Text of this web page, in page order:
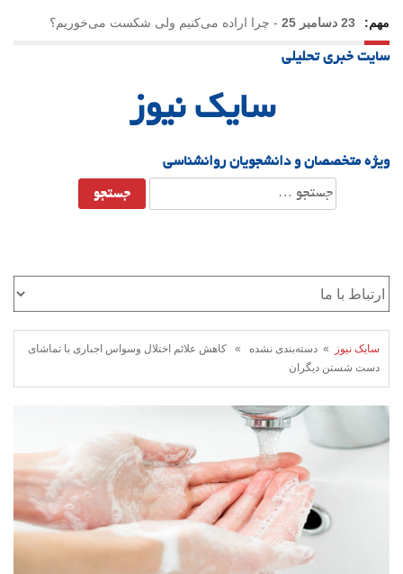
مهم: 23 دسامبر 25 - چرا اراده می‌کنیم ولی شکست می‌خوریم؟
21 دسامبر 25
سایت خبری تحلیلی
سایک نیوز
ویژه متخصصان و دانشجویان روانشناسی
جستجو
برای:
سایک نیوز
» دسته‌بندی نشده » کاهش علائم اختلال وسواس اجباری با تماشای
دست شستن دیگران